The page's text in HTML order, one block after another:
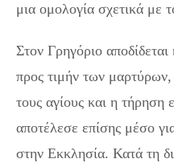
μια ομολογία σχετικά με
Στον Γρηγόριο
προς τιμήν των
τους αγίους και η τήρηση
αποτέλεσε επίσης μέσο
στην Εκκλησία. Κατά τη